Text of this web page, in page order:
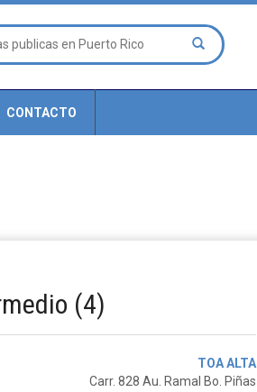
CONTACTO
(4)
TOA ALTA
Carr. 828 Au. Ramal Bo. Piñas